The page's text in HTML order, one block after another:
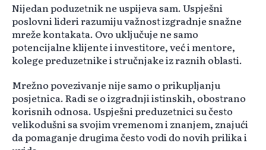
Nijedan poduzetnik ne uspijeva sam. Uspješni
poslovni lideri razumiju važnost izgradnje snažne
mreže kontakata. Ovo uključuje ne samo
potencijalne klijente i investitore, već i mentore,
kolege preduzetnike i stručnjake iz raznih oblasti.
Mrežno povezivanje nije samo o prikupljanju
posjetnica. Radi se o izgradnji istinskih, obostrano
korisnih odnosa. Uspješni preduzetnici su često
velikodušni sa svojim vremenom i znanjem, znajući
da pomaganje drugima često vodi do novih prilika i